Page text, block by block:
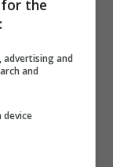
nella
esperta,
nomi che
the
advertising and
and
device